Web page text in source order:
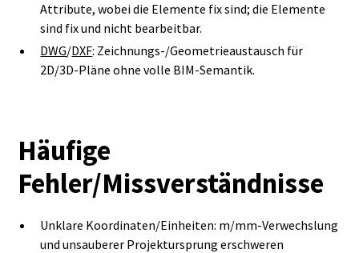
Attribute, wobei die Elemente fix sind; die Elemente
sind fix und nicht bearbeitbar.
DWG/DXF: Zeichnungs‑/Geometrieaustausch für
2D/3D‑Pläne ohne volle BIM‑Semantik.
Häufige
Fehler/Missverständnisse
Unklare Koordinaten/Einheiten: m/mm‑Verwechslung
und unsauberer Projektursprung erschweren